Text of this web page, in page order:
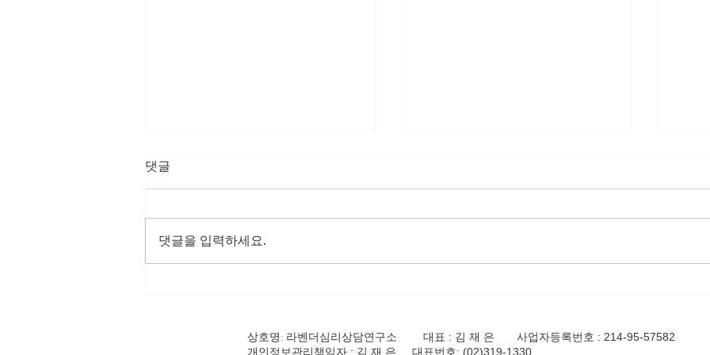
비합리적 신념
월
댓글
댓글을 입력하세요.
상호명: 라벤더심리상담연구소
대표 : 김 재 은 사업자등록번호 : 214-95-57582
개인정보관리책임자 : 김 재 은 대표번호: (02)319-1330